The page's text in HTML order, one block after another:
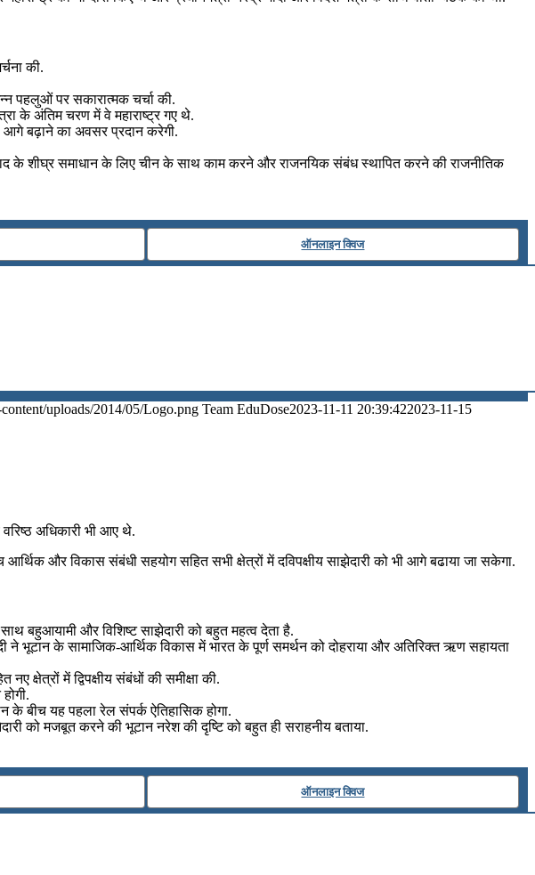
की.
पहलुओं पर सकारात्‍मक चर्चा की.
के अंतिम चरण में वे महाराष्‍ट्र गए थे.
आगे बढ़ाने का अवसर प्रदान करेगी.
के शीघ्र समाधान के लिए चीन के साथ काम करने और राजनयिक संबंध स्थापित करने की राजनीतिक
ऑनलाइन क्विज
uploads/2014/05/Logo.png Team EduDose2023-11-11 20:39:422023-11-15
अधिकारी भी आए थे.
और विकास संबंधी सहयोग सहित सभी क्षेत्रों में दविपक्षीय साझेदारी को भी आगे बढाया जा सकेगा.
बहुआयामी और विशिष्‍ट साझेदारी को बहुत महत्व देता है.
ने भूटान के सामाजिक-आर्थिक विकास में भारत के पूर्ण समर्थन को दोहराया और अतिरिक्त ऋण सहायता
क्षेत्रों में द्विपक्षीय संबंधों की समीक्षा की.
बीच यह पहला रेल संपर्क ऐतिहासिक होगा.
को मजबूत करने की भूटान नरेश की दृष्टि को बहुत ही सराहनीय बताया.
ऑनलाइन क्विज